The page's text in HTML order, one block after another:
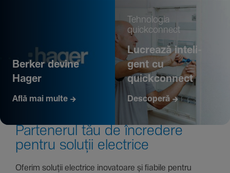
Berker devine
Hager
Află mai multe
Tehno­logia
quickconnect
Lucrează inte­li­
gent cu
quickconnect
Descoperă
Parte­nerul tău de încre­dere
pentru soluții electrice
Oferim soluții electrice inova­toare și fiabile pentru